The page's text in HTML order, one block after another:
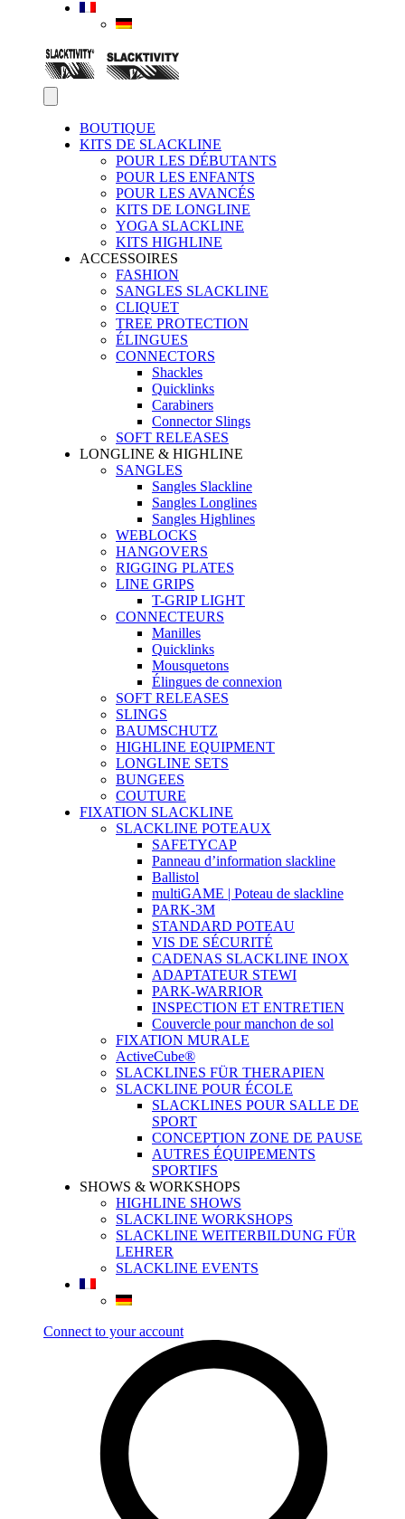
BOUTIQUE
KITS DE SLACKLINE
POUR LES DÉBUTANTS
POUR LES ENFANTS
POUR LES AVANCÉS
KITS DE LONGLINE
YOGA SLACKLINE
KITS HIGHLINE
ACCESSOIRES
FASHION
SANGLES SLACKLINE
CLIQUET
TREE PROTECTION
ÉLINGUES
CONNECTORS
Shackles
Quicklinks
Carabiners
Connector Slings
SOFT RELEASES
LONGLINE & HIGHLINE
SANGLES
Sangles Slackline
Sangles Longlines
Sangles Highlines
WEBLOCKS
HANGOVERS
RIGGING PLATES
LINE GRIPS
T-GRIP LIGHT
CONNECTEURS
Manilles
Quicklinks
Mousquetons
Élingues de connexion
SOFT RELEASES
SLINGS
BAUMSCHUTZ
HIGHLINE EQUIPMENT
LONGLINE SETS
BUNGEES
COUTURE
FIXATION SLACKLINE
SLACKLINE POTEAUX
SAFETYCAP
Panneau d’information slackline
Ballistol
multiGAME | Poteau de slackline
PARK-3M
STANDARD POTEAU
VIS DE SÉCURITÉ
CADENAS SLACKLINE INOX
ADAPTATEUR STEWI
PARK-WARRIOR
INSPECTION ET ENTRETIEN
Couvercle pour manchon de sol
FIXATION MURALE
ActiveCube®
SLACKLINES FÜR THERAPIEN
SLACKLINE POUR ÉCOLE
SLACKLINES POUR SALLE DE
SPORT
CONCEPTION ZONE DE PAUSE
AUTRES ÉQUIPEMENTS
SPORTIFS
SHOWS & WORKSHOPS
HIGHLINE SHOWS
SLACKLINE WORKSHOPS
SLACKLINE WEITERBILDUNG FÜR
LEHRER
SLACKLINE EVENTS
Connect to your account